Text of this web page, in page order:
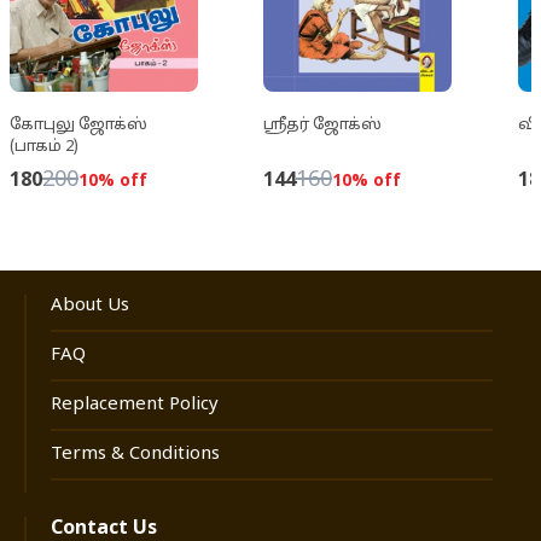
அந்த ஜோக்குகளின் தொகுப்புதான் இது.
கோபுலு ஜோக்ஸ்
(பாகம் 2)
18020010% off
ஸ்ரீதர் ஜோக்ஸ்
14416010% off
About Us
FAQ
Replacement Policy
Terms & Conditions
Contact Us